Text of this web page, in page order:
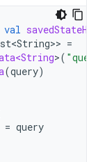
val
>> =
>(
(query)
= query